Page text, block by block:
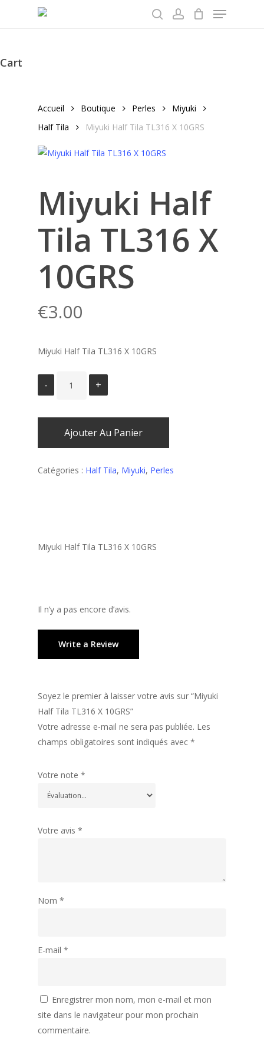
Menu
Cart
Accueil
Boutique Perles
Miyuki
Half Tila
Miyuki Half Tila TL316 X 10GRS
Miyuki Half
Tila TL316 X
10GRS
€3.00
Miyuki Half Tila TL316 X 10GRS
Ajouter Au Panier
Catégories : Half Tila, Miyuki, Perles
Miyuki Half Tila TL316 X 10GRS
Il n’y a pas encore d’avis.
Write a Review
Soyez le premier à laisser votre avis sur “Miyuki
Half Tila TL316 X 10GRS”
Votre adresse e-mail ne sera pas publiée. Les
champs obligatoires sont indiqués avec *
Votre note *
Votre avis *
Nom *
E-mail *
Enregistrer mon nom, mon e-mail et mon
site dans le navigateur pour mon prochain
commentaire.